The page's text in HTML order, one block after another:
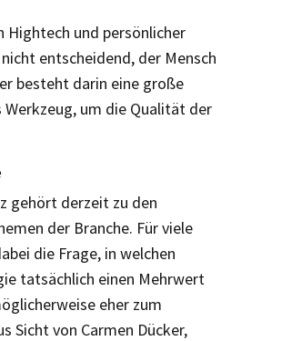
Hightech und persönlicher
entscheidend, der Mensch
besteht darin eine große
um die Qualität der
gehört derzeit zu den
der Branche. Für viele
die Frage, in welchen
tatsächlich einen Mehrwert
eher zum
Sicht von Carmen Dücker,